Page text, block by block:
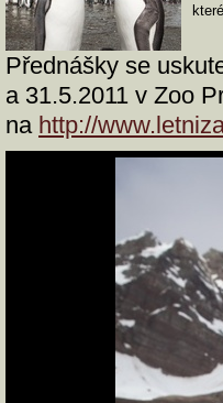
Přednášky se
a 31.5.2011 v Zoo
na http://